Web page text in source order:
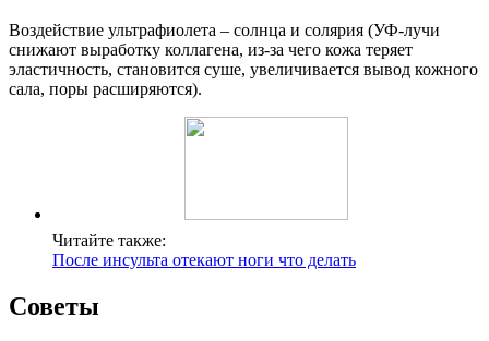
Воздействие ультрафиолета – солнца и солярия (УФ-лучи
снижают выработку коллагена, из-за чего кожа теряет
эластичность, становится суше, увеличивается вывод кожного
сала, поры расширяются).
Читайте также:
После инсульта отекают ноги что делать
Советы